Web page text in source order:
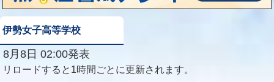
伊勢女子高等学校
8月8日 02:00発表
リロードすると1時間ごとに更新されます。